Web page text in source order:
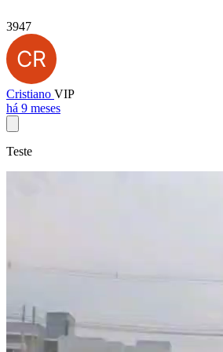
3947
Cristiano VIP
há 9 meses
Teste